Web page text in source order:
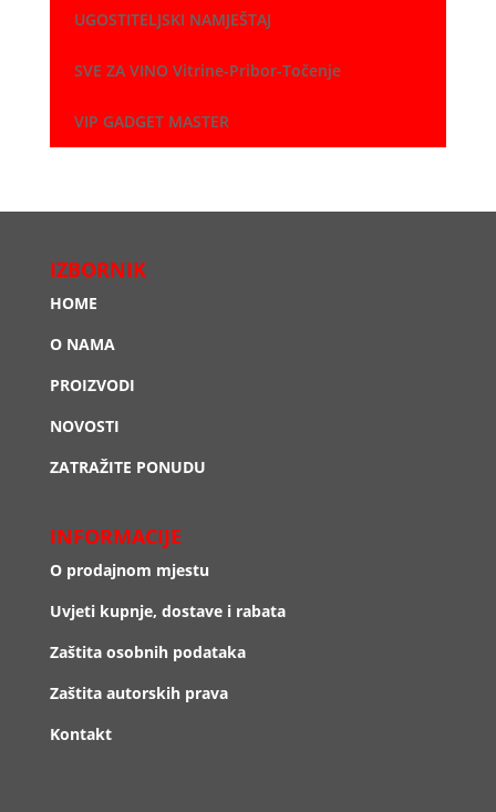
UGOSTITELJSKI NAMJEŠTAJ
SVE ZA VINO Vitrine-Pribor-Točenje
VIP GADGET MASTER
IZBORNIK
HOME
O NAMA
PROIZVODI
NOVOSTI
ZATRAŽITE PONUDU
INFORMACIJE
O prodajnom mjestu
Uvjeti kupnje, dostave i rabata
Zaštita osobnih podataka
Zaštita autorskih prava
Kontakt